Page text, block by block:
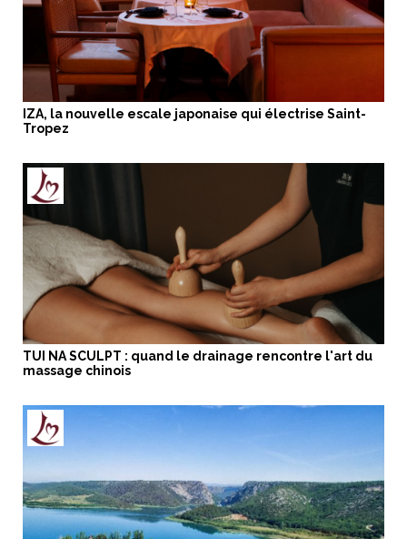
IZA, la nouvelle escale japonaise qui électrise Saint-
Tropez
TUI NA SCULPT : quand le drainage rencontre l'art du
massage chinois